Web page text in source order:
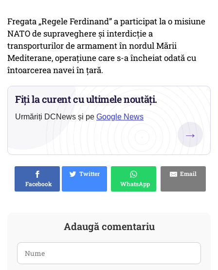
Fregata „Regele Ferdinand” a participat la o misiune
NATO de supraveghere și interdicție a
transporturilor de armament în nordul Mării
Mediterane, operațiune care s-a încheiat odată cu
întoarcerea navei în țară.
Fiți la curent cu ultimele noutăți.
Urmăriți DCNews și pe Google News
→
Facebook
Twitter
WhatsApp
Email
Adaugă comentariu